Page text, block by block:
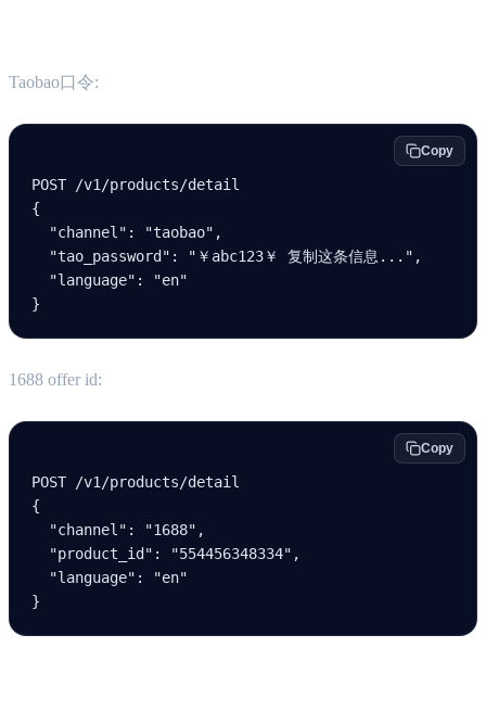
Taobao口令:
Copy
POST /v1 /products/detail
{
  "channel"
: "taobao" ,
  "tao_password"
: "￥abc123￥ 复制这条信息..." ,
  "language"
:
"en"
}
1688 offer id:
Copy
POST /v1 /products/detail
{
  "channel"
: "1688" ,
  "product_id"
: "554456348334" ,
  "language"
:
"en"
}